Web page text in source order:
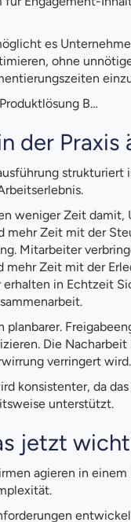
es
ohne
B…
der Praxis
strukturiert
weniger Zeit damit,
mehr Zeit mit der
Mitarbeiter
mehr Zeit mit der
erhalten in Echtzeit
planbarer.
Die Nacharbeit
verringert wird.
konsistenter, da
unterstützt.
jetzt
agieren in